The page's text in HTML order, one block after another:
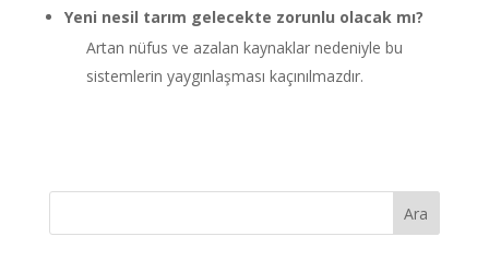
Yeni nesil tarım gelecekte zorunlu olacak mı?
Artan nüfus ve azalan kaynaklar nedeniyle bu
sistemlerin yaygınlaşması kaçınılmazdır.
Ara